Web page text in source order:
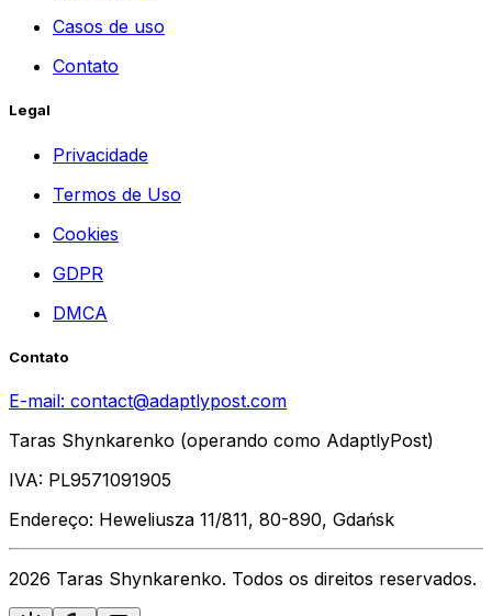
Casos de uso
Contato
Legal
Privacidade
Termos de Uso
Cookies
GDPR
DMCA
Contato
E-mail: contact@adaptlypost.com
Taras Shynkarenko (operando como AdaptlyPost)
IVA: PL9571091905
Endereço: Heweliusza 11/811, 80-890, Gdańsk
2026 Taras Shynkarenko. Todos os direitos reservados.